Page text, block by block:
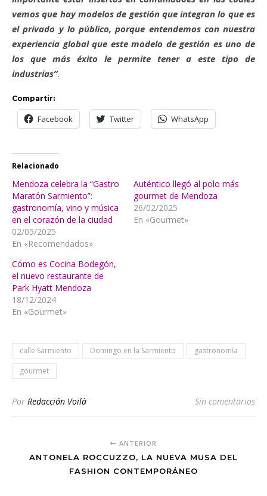
vemos que hay modelos de gestión que integran lo que es
el privado y lo público, porque entendemos con nuestra
experiencia global que este modelo de gestión es uno de
los que más éxito le permite tener a este tipo de
industrias”.
Compartir:
Facebook Twitter WhatsApp
Relacionado
Mendoza celebra la “Gastro
Maratón Sarmiento”:
gastronomía, vino y música
en el corazón de la ciudad
02/05/2025
En «Recomendados»
Auténtico llegó al polo más
gourmet de Mendoza
26/02/2025
En «Gourmet»
Cómo es Cocina Bodegón,
el nuevo restaurante de
Park Hyatt Mendoza
18/12/2024
En «Gourmet»
calle Sarmiento Domingo en la Sarmiento
gastronomía
gourmet
Por Redacción Voilà Sin comentarios
ANTERIOR
ANTONELA ROCCUZZO, LA NUEVA MUSA DEL
FASHION CONTEMPORÁNEO